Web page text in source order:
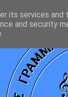
its services and
and security